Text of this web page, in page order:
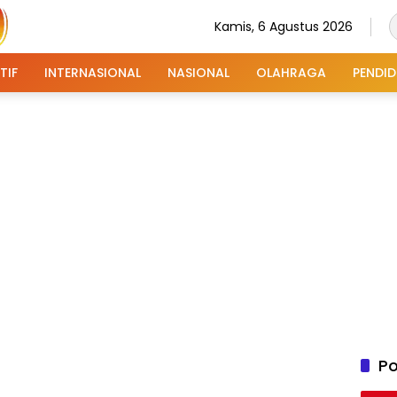
Kamis, 6 Agustus 2026
INTERNASIONAL NASIONAL OLAHRAGA